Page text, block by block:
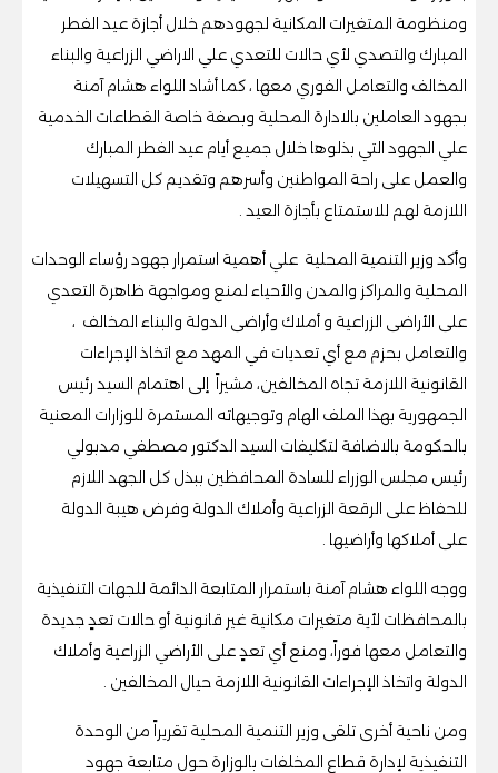
ومنظومة المتغيرات المكانية لجهودهم خلال أجازة عيد الفطر
المبارك والتصدي لأي حالات للتعدي علي الاراضي الزراعية والبناء
المخالف والتعامل الفوري معها ، كما أشاد اللواء هشام آمنة
بجهود العاملين بالادارة المحلية وبصفة خاصة القطاعات الخدمية
علي الجهود التي بذلوها خلال جميع أيام عيد الفطر المبارك
والعمل على راحة المواطنين وأسرهم وتقديم كل التسهيلات
اللازمة لهم للاستمتاع بأجازة العيد .
وأكد وزير التنمية المحلية علي أهمية استمرار جهود رؤساء الوحدات
المحلية والمراكز والمدن والأحياء لمنع ومواجهة ظاهرة التعدي
على الأراضى الزراعية و أملاك وأراضى الدولة والبناء المخالف ،
والتعامل بحزم مع أي تعديات في المهد مع اتخاذ الإجراءات
القانونية اللازمة تجاه المخالفين، مشيراً إلى اهتمام السيد رئيس
الجمهورية بهذا الملف الهام وتوجيهاته المستمرة للوزارات المعنية
بالحكومة بالاضافة لتكليفات السيد الدكتور مصطفي مدبولي
رئيس مجلس الوزراء للسادة المحافظين ببذل كل الجهد اللازم
للحفاظ على الرقعة الزراعية وأملاك الدولة وفرض هيبة الدولة
على أملاكها وأراضيها .
ووجه اللواء هشام آمنة باستمرار المتابعة الدائمة للجهات التنفيذية
بالمحافظات لأية متغيرات مكانية غير قانونية أو حالات تعدٍ جديدة
والتعامل معها فوراً، ومنع أي تعدٍ على الأراضي الزراعية وأملاك
الدولة واتخاذ الإجراءات القانونية اللازمة حيال المخالفين .
ومن ناحية أخرى تلقى وزير التنمية المحلية تقريراً من الوحدة
التنفيذية لإدارة قطاع المخلفات بالوزارة حول متابعة جهود